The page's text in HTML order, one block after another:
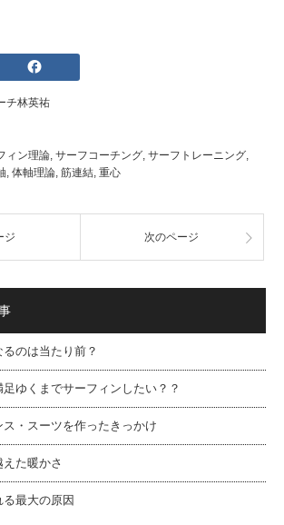
チ林英祐
ィン理論 サーフコーチング サーフトレーニング
体軸理論 筋連結 重心
ジ 次のページ
のは当たり前？
ゆくまでサーフィンしたい？？
・スーツを作ったきっかけ
えた暖かさ
最大の原因